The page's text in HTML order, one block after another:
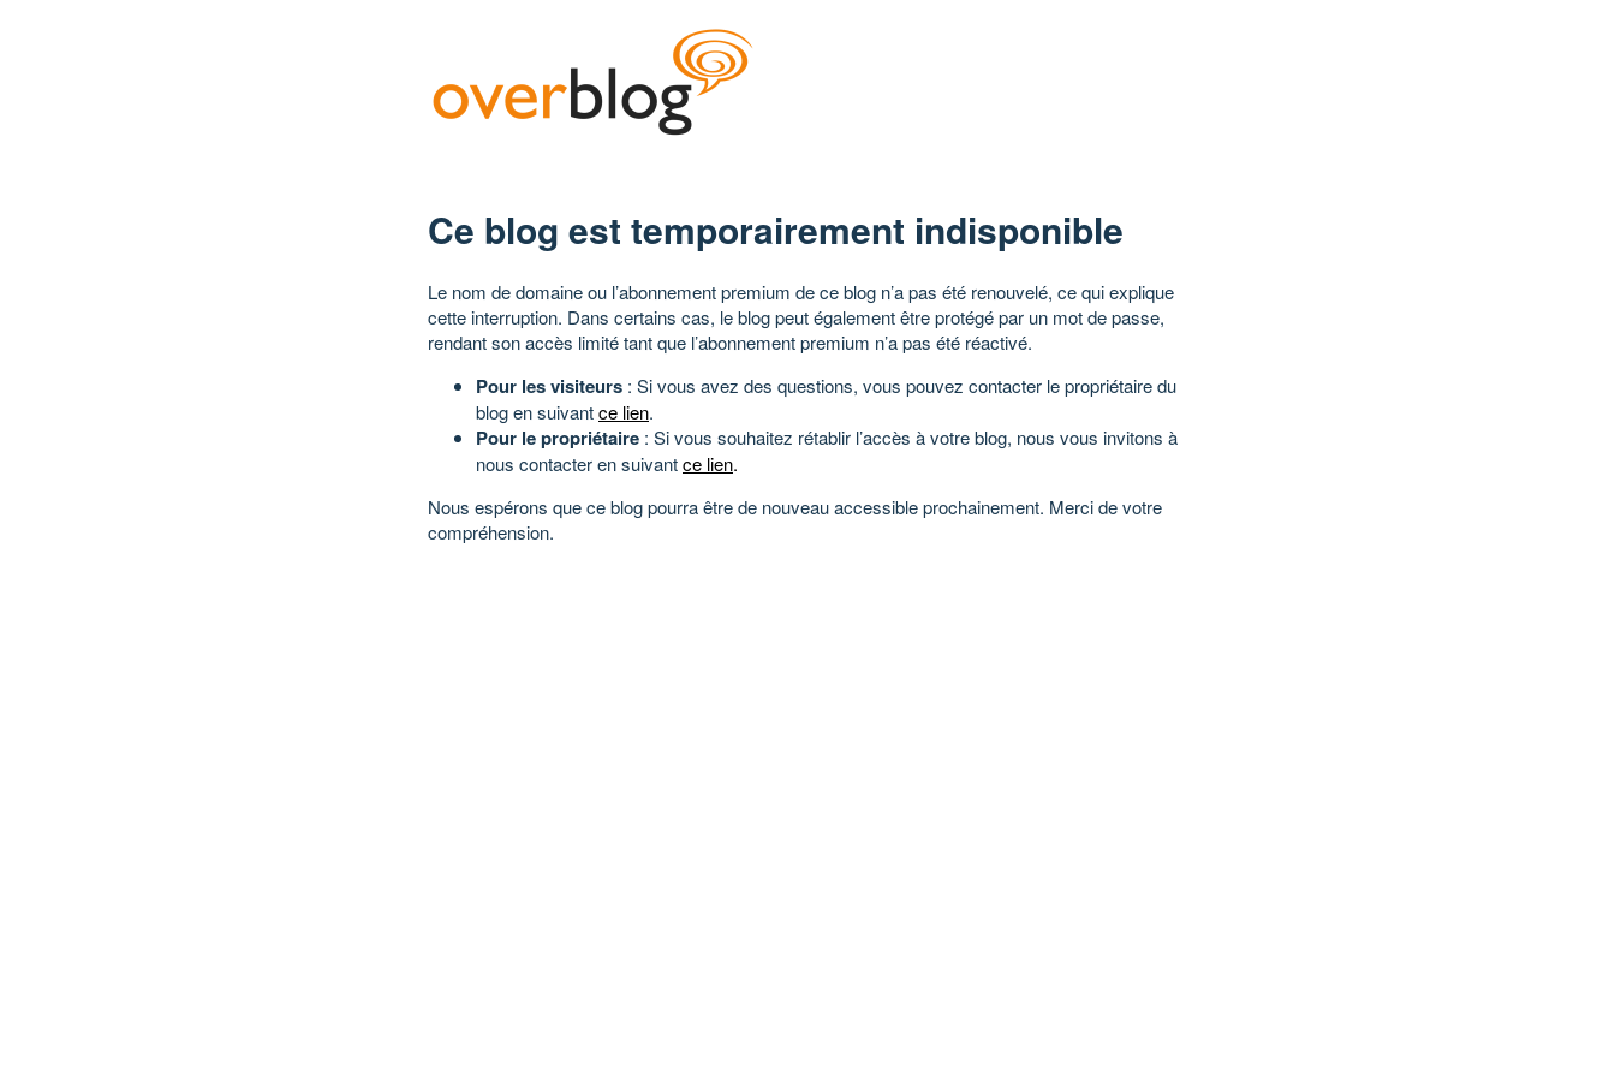
Ce blog est temporairement indisponible
Le nom de domaine ou l’abonnement premium de ce blog n’a pas été renouvelé, ce qui explique
cette interruption. Dans certains cas, le blog peut également être protégé par un mot de passe,
rendant son accès limité tant que l’abonnement premium n’a pas été réactivé.
Pour les visiteurs : Si vous avez des questions, vous pouvez contacter le propriétaire du
blog en suivantce lien.
Pour le propriétaire : Si vous souhaitez rétablir l’accès à votre blog, nous vous invitons à
nous contacter en suivantce lien.
Nous espérons que ce blog pourra être de nouveau accessible prochainement. Merci de votre
compréhension.